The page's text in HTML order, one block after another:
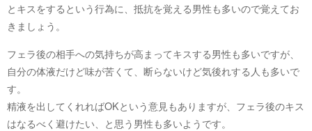
とキスをするという行為に、抵抗を覚える男性も多いので覚えてお
きましょう。
フェラ後の相手への気持ちが高まってキスする男性も多いですが、
自分の体液だけど味が苦くて、断らないけど気後れする人も多いで
す。
精液を出してくれればOKという意見もありますが、フェラ後のキス
はなるべく避けたい、と思う男性も多いようです。